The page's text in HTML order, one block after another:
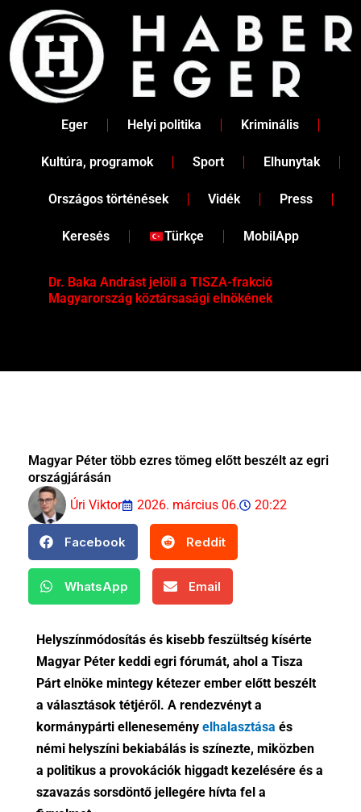
content
Eger Helyi politika Kriminális
Kultúra, programok Sport Elhunytak
Országos történések Vidék Press
Keresés Türkçe MobilApp
Dr. Baka Andrást jelöli a TISZA-frakció
Magyarország köztársasági elnökének
Magyar Péter több ezres tömeg előtt beszélt az egri
országjárásán
Úri Viktor
2026. március 06. 20:22
Facebook Reddit
WhatsApp Email
Helyszínmódosítás és kisebb feszültség kísérte
Magyar Péter keddi egri fórumát, ahol a Tisza
Párt elnöke mintegy kétezer ember előtt beszélt
a választások tétjéről. A rendezvényt a
kormánypárti elleneseményelhalasztása és
némi helyszíni bekiabálás is színezte, miközben
a politikus a provokációk higgadt kezelésére és a
szavazás sorsdöntő jellegére hívta fel a